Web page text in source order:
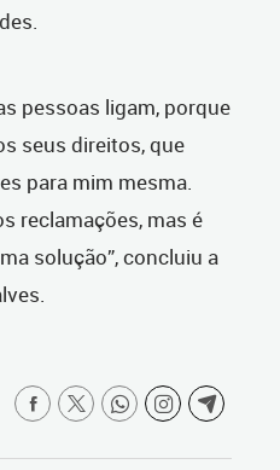
pessoas ligam, porque
seus direitos, que
para mim mesma.
reclamações, mas é
solução”, concluiu a